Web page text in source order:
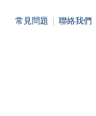
常見問題 聯絡我們